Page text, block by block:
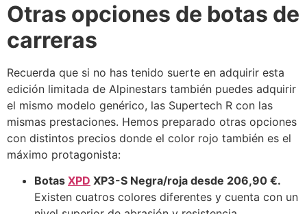
Otras opciones de botas de
carreras
Recuerda que si no has tenido suerte en adquirir esta
edición limitada de Alpinestars también puedes adquirir
el mismo modelo genérico, las Supertech R con las
mismas prestaciones. Hemos preparado otras opciones
con distintos precios donde el color rojo también es el
máximo protagonista:
Botas XPD XP3-S Negra/roja desde 206,90 €.
Existen cuatros colores diferentes y cuenta con un